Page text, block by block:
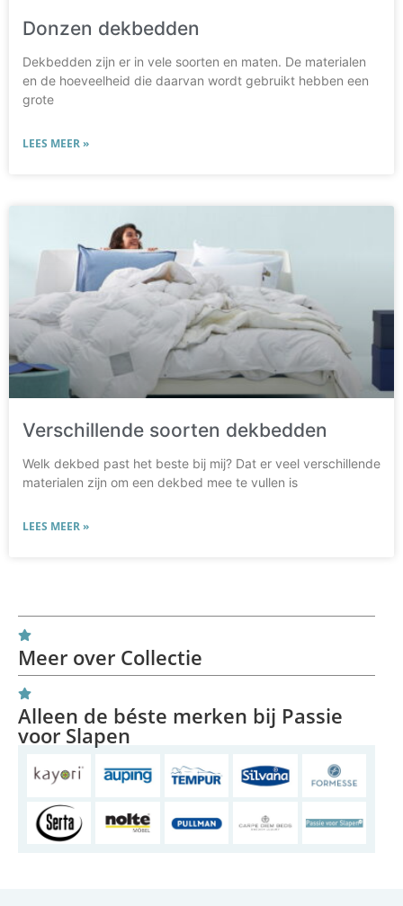
Donzen dekbedden
Dekbedden zijn er in vele soorten en maten. De materialen
en de hoeveelheid die daarvan wordt gebruikt hebben een
grote
LEES MEER »
Verschillende soorten dekbedden
Welk dekbed past het beste bij mij? Dat er veel verschillende
materialen zijn om een dekbed mee te vullen is
LEES MEER »
Meer over Collectie
Alleen de béste merken bij Passie
voor Slapen